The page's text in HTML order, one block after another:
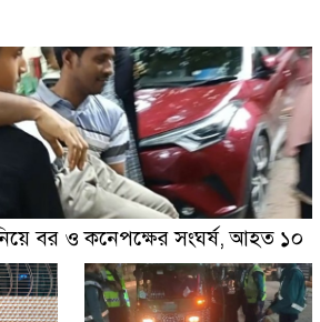
বর ও কনেপক্ষের সংঘর্ষ, আহত ১০